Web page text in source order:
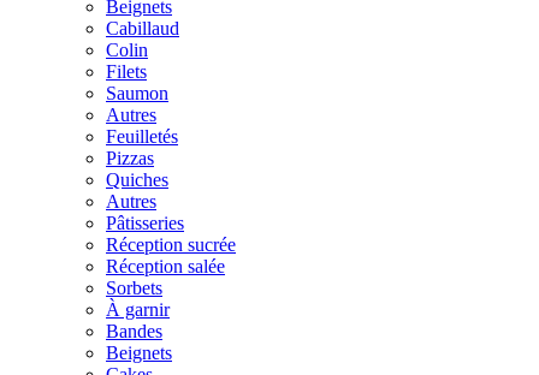
Beignets
Cabillaud
Colin
Filets
Saumon
Autres
Feuilletés
Pizzas
Quiches
Autres
Pâtisseries
Réception sucrée
Réception salée
Sorbets
À garnir
Bandes
Beignets